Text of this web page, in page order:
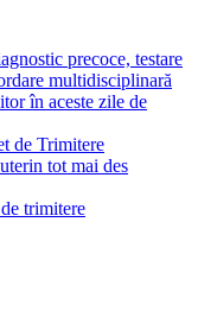
precoce, testare
multidisciplinară
în aceste zile de
de Trimitere
tot mai des
trimitere